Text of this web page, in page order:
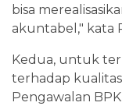
bisa
akuntabel," kata
Kedua, untuk
terhadap
Pengawalan